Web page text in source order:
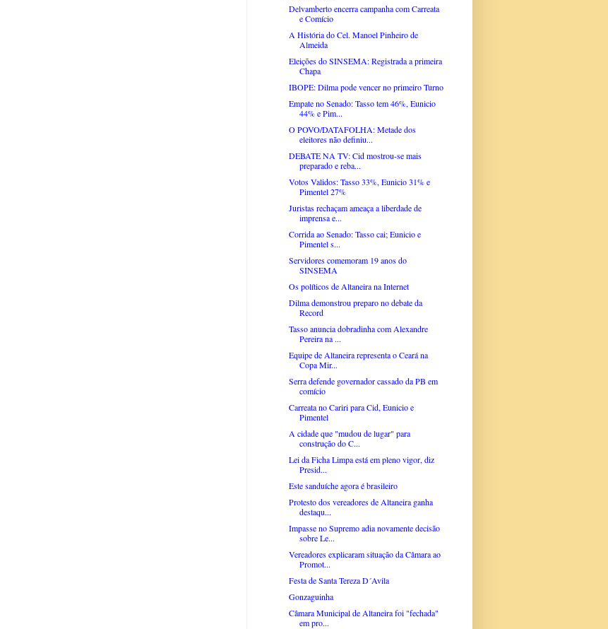
Delvamberto encerra campanha com Carreata
e Comício
A História do Cel. Manoel Pinheiro de
Almeida
Eleições do SINSEMA: Registrada a primeira
Chapa
IBOPE: Dilma pode vencer no primeiro Turno
Empate no Senado: Tasso tem 46%, Eunicio
44% e Pim...
O POVO/DATAFOLHA: Metade dos
eleitores não definiu...
DEBATE NA TV: Cid mostrou-se mais
preparado e reba...
Votos Validos: Tasso 33%, Eunicio 31% e
Pimentel 27%
Juristas rechaçam ameaça a liberdade de
imprensa e...
Corrida ao Senado: Tasso cai; Eunicio e
Pimentel s...
Servidores comemoram 19 anos do
SINSEMA
Os políticos de Altaneira na Internet
Dilma demonstrou preparo no debate da
Record
Tasso anuncia dobradinha com Alexandre
Pereira na ...
Equipe de Altaneira representa o Ceará na
Copa Mir...
Serra defende governador cassado da PB em
comício
Carreata no Cariri para Cid, Eunicio e
Pimentel
A cidade que "mudou de lugar" para
construção do C...
Lei da Ficha Limpa está em pleno vigor, diz
Presid...
Este sanduíche agora é brasileiro
Protesto dos vereadores de Altaneira ganha
destaqu...
Impasse no Supremo adia novamente decisão
sobre Le...
Vereadores explicaram situação da Câmara ao
Promot...
Festa de Santa Tereza D´Avila
Gonzaguinha
Câmara Municipal de Altaneira foi "fechada"
em pro...